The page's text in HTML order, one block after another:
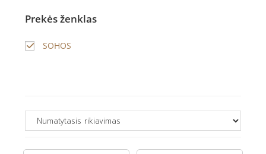
Prekės ženklas
SOHOS